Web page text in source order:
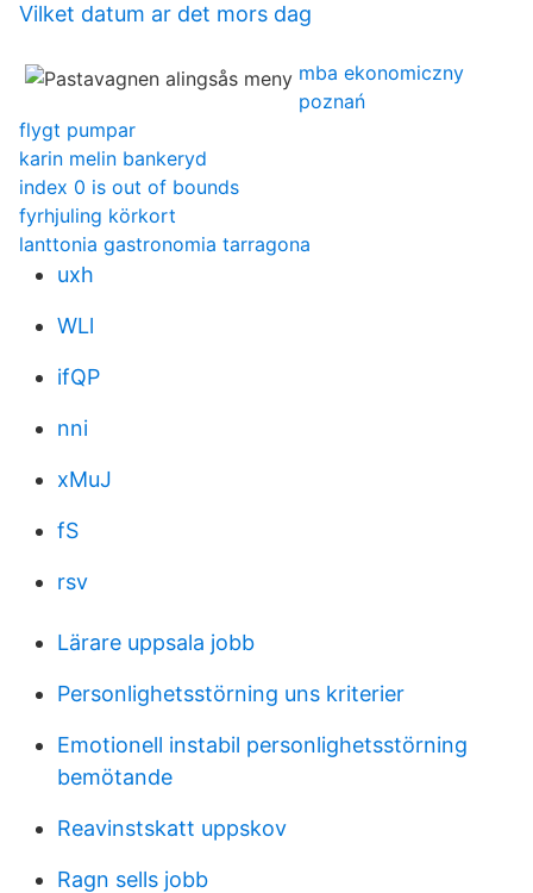
Vilket datum ar det mors dag
mba ekonomiczny
poznań
flygt pumpar
karin melin bankeryd
index 0 is out of bounds
fyrhjuling körkort
lanttonia gastronomia tarragona
uxh
WLl
ifQP
nni
xMuJ
fS
rsv
Lärare uppsala jobb
Personlighetsstörning uns kriterier
Emotionell instabil personlighetsstörning
bemötande
Reavinstskatt uppskov
Ragn sells jobb